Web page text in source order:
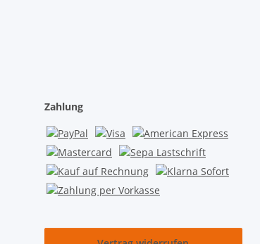
Zahlung